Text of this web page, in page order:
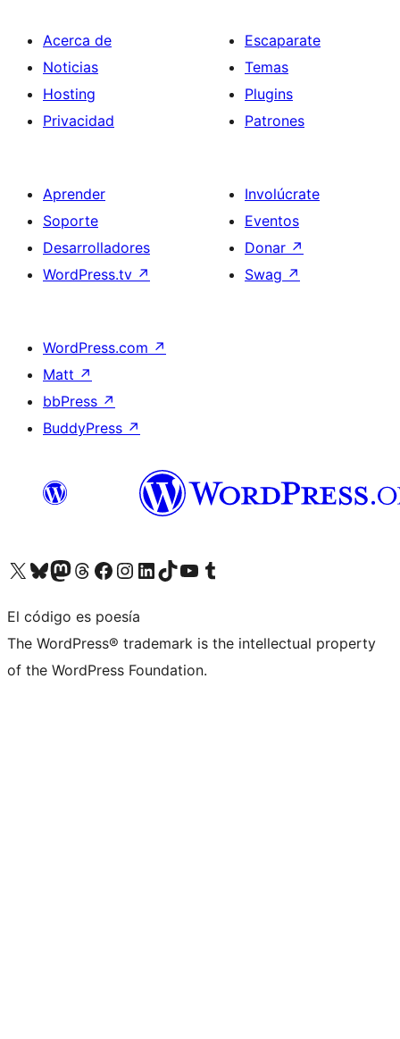
Acerca de
Noticias
Hosting
Privacidad
Escaparate
Temas
Plugins
Patrones
Aprender
Soporte
Desarrolladores
WordPress.tv ↗
Involúcrate
Eventos
Donar ↗
Swag ↗
WordPress.com ↗
Matt ↗
bbPress ↗
BuddyPress ↗
Visita nuestra cuenta de X (anteriormente Twitter)
Visita nuestra cuenta de Bluesky
Visita nuestra cuenta de Mastodon
Visita nuestra cuenta de Threads
Visita nuestra página de Facebook
Visita nuestra cuenta de Instagram
Visita nuestra cuenta de LinkedIn
Visita nuestra cuenta de TikTok
Visita nuestro canal de YouTube
Visita nuestra cuenta de Tumblr
El código es poesía
The WordPress® trademark is the intellectual property
of the WordPress Foundation.